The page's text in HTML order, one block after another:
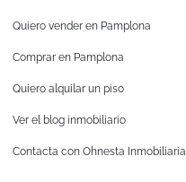
Quiero vender en Pamplona
Comprar en Pamplona
Quiero alquilar un piso
Ver el blog inmobiliario
Contacta con Ohnesta Inmobiliaria